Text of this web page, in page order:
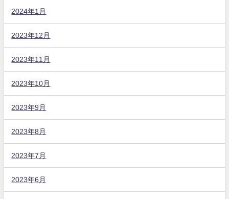
2024年1月
2023年12月
2023年11月
2023年10月
2023年9月
2023年8月
2023年7月
2023年6月